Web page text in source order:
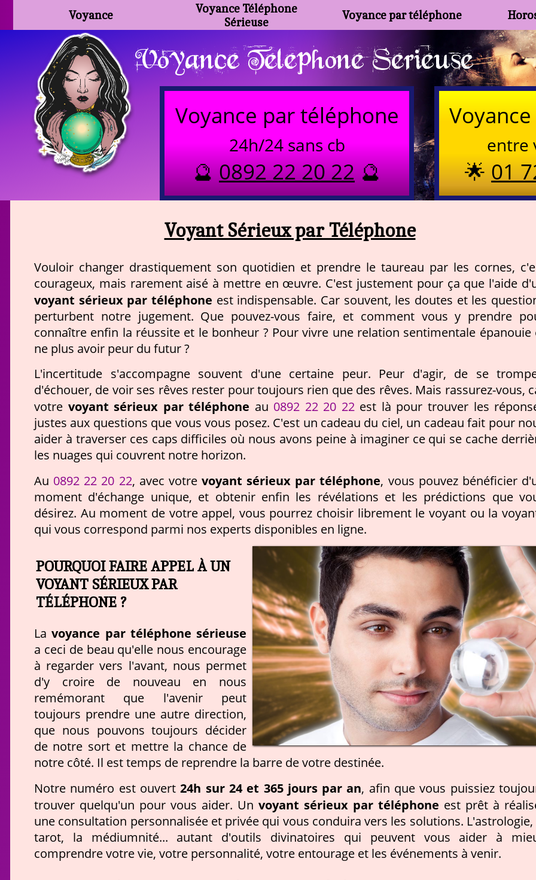
Voyance
Voyance Téléphone
Sérieuse
Voyance par téléphone
Voyance Telephone Serieuse
Voyance par téléphone
24h/24 sans cb
🔮0892 22 20 22🔮
entre
🌟01
Voyant Sérieux par Téléphone
Vouloir changer drastiquement son quotidien et prendre le taureau par les cornes,
courageux, mais rarement aisé à mettre en œuvre. C'est justement pour ça que l'aide
voyant sérieux par téléphone est indispensable. Car souvent, les doutes et les
perturbent notre jugement. Que pouvez-vous faire, et comment vous y prendre
connaître enfin la réussite et le bonheur ? Pour vivre une relation sentimentale épanouie
ne plus avoir peur du futur ?
L'incertitude s'accompagne souvent d'une certaine peur. Peur d'agir, de se
d'échouer, de voir ses rêves rester pour toujours rien que des rêves. Mais rassurez-vous,
votre voyant sérieux par téléphone au 0892 22 20 22est là pour trouver les
justes aux questions que vous vous posez. C'est un cadeau du ciel, un cadeau fait pour
aider à traverser ces caps difficiles où nous avons peine à imaginer ce qui se cache
les nuages qui couvrent notre horizon.
Au 0892 22 20 22, avec votrevoyant sérieux par téléphone, vous pouvez bénéficier
moment d'échange unique, et obtenir enfin les révélations et les prédictions que
désirez. Au moment de votre appel, vous pourrez choisir librement le voyant ou la
qui vous correspond parmi nos experts disponibles en ligne.
POURQUOI FAIRE APPEL À UN
VOYANT SÉRIEUX PAR
TÉLÉPHONE ?
Lavoyance par téléphone sérieuse
a ceci de beau qu'elle nous encourage
à regarder vers l'avant, nous permet
d'y croire de nouveau en nous
remémorant que l'avenir peut
toujours prendre une autre direction,
que nous pouvons toujours décider
de notre sort et mettre la chance de
notre côté. Il est temps de reprendre la barre de votre destinée.
Notre numéro est ouvert24h sur 24 et 365 jours par an, afin que vous puissiez
trouver quelqu'un pour vous aider. Un voyant sérieux par téléphone est prêt à
une consultation personnalisée et privée qui vous conduira vers les solutions. L'astrologie,
tarot, la médiumnité... autant d'outils divinatoires qui peuvent vous aider à
comprendre votre vie, votre personnalité, votre entourage et les événements à venir.